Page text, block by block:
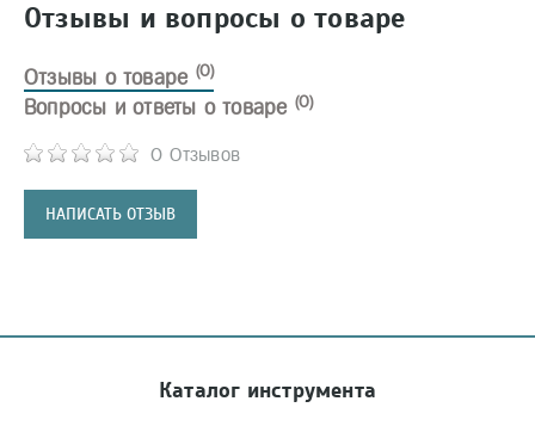
Отзывы и вопросы о товаре
Отзывы о товаре (0)
0 Отзывов
НАПИСАТЬ ОТЗЫВ
Вопросы и ответы о товаре (0)
Каталог инструмента